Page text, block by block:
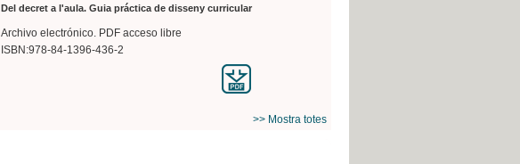
Del decret a l'aula. Guia práctica de disseny curricular
Archivo electrónico. PDF acceso libre
ISBN:978-84-1396-436-2
>> Mostra totes